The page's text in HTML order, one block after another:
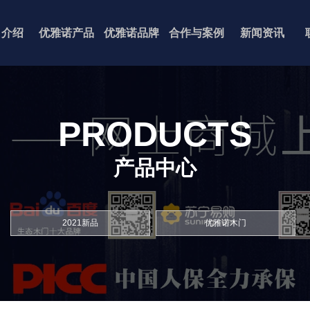
绍 优雅诺产品 优雅诺品牌 合作与案例 新闻资讯
PRODUCTS
产品中心
2021新品 优雅诺木门